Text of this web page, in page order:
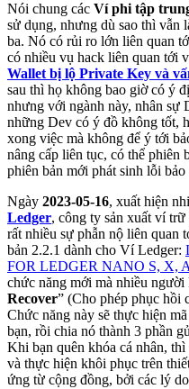
Nói chung các Ví phi tập
sử dụng, nhưng dù sao thì vẫn
ba. Nó có rủi ro lớn liên quan
có nhiều vụ hack liên quan tới
Wallet bị lộ Private Key và
sau thì họ không bao giờ có ý
nhưng với ngành này, nhân sự
những Dev có ý đồ không tốt,
xong việc mà không để ý tới
nâng cấp liên tục, có thể phiên
phiên bản mới phát sinh lỗi
Ngày 2023-05-16, xuất hiện
Ledger, công ty sản xuất ví
rất nhiều sự phẫn nộ liên quan
bản 2.2.1 dành cho Ví Ledger:
FOR LEDGER NANO S, X,
chức năng mới mà nhiều
Recover” (Cho phép phục hồi
Chức năng này sẽ thực hiện
bạn, rồi chia nó thành 3 phần
Khi bạn quên khóa cá nhân,
và thực hiện khôi phục trên
ứng từ cộng đồng, bởi các lý